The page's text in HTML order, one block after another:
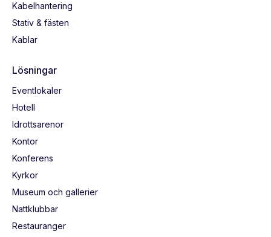
Kabelhantering
Stativ & fästen
Kablar
Lösningar
Eventlokaler
Hotell
Idrottsarenor
Kontor
Konferens
Kyrkor
Museum och gallerier
Nattklubbar
Restauranger